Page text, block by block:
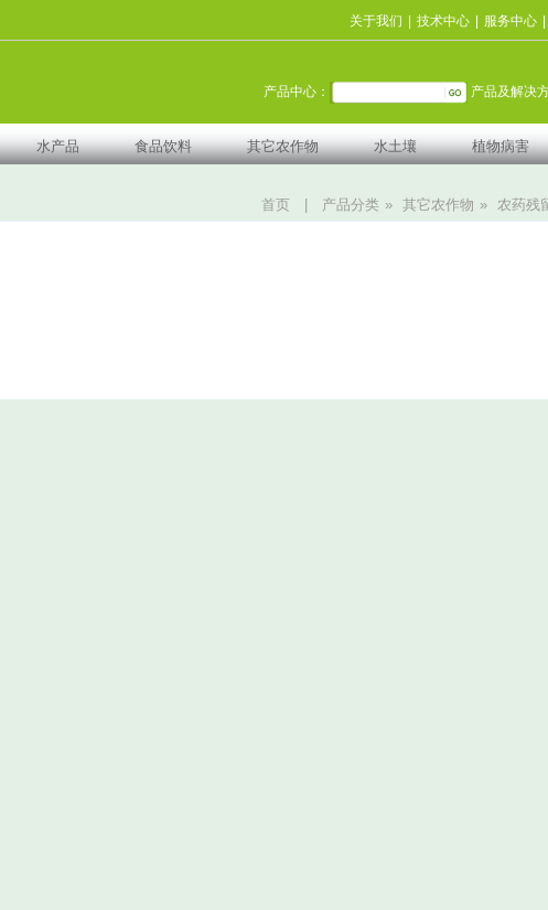
关于我们 技术中心 服务中心
产品中心： 产品及解决
水产品 食品饮料 其它农作物 水土壤 植物病害
首页 产品分类 » 其它农作物 » 农药残